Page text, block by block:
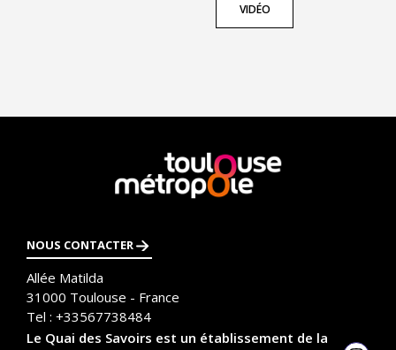
VIDÉO
En
savoir
plus
NOUS CONTACTER
Allée Matilda
31000 Toulouse - France
Tel : +33567738484
Le Quai des Savoirs est un établissement de la